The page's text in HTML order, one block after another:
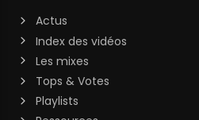
Actus
Index des vidéos
Les mixes
Tops & Votes
Playlists